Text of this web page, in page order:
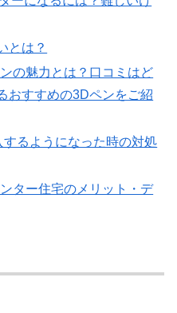
とは？
の魅力とは？口コミはど
おすすめの3Dペンをご紹
るようになった時の対処
ター住宅のメリット・デ